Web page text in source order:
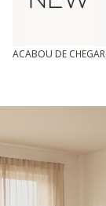
ACABOU DE CHEGAR